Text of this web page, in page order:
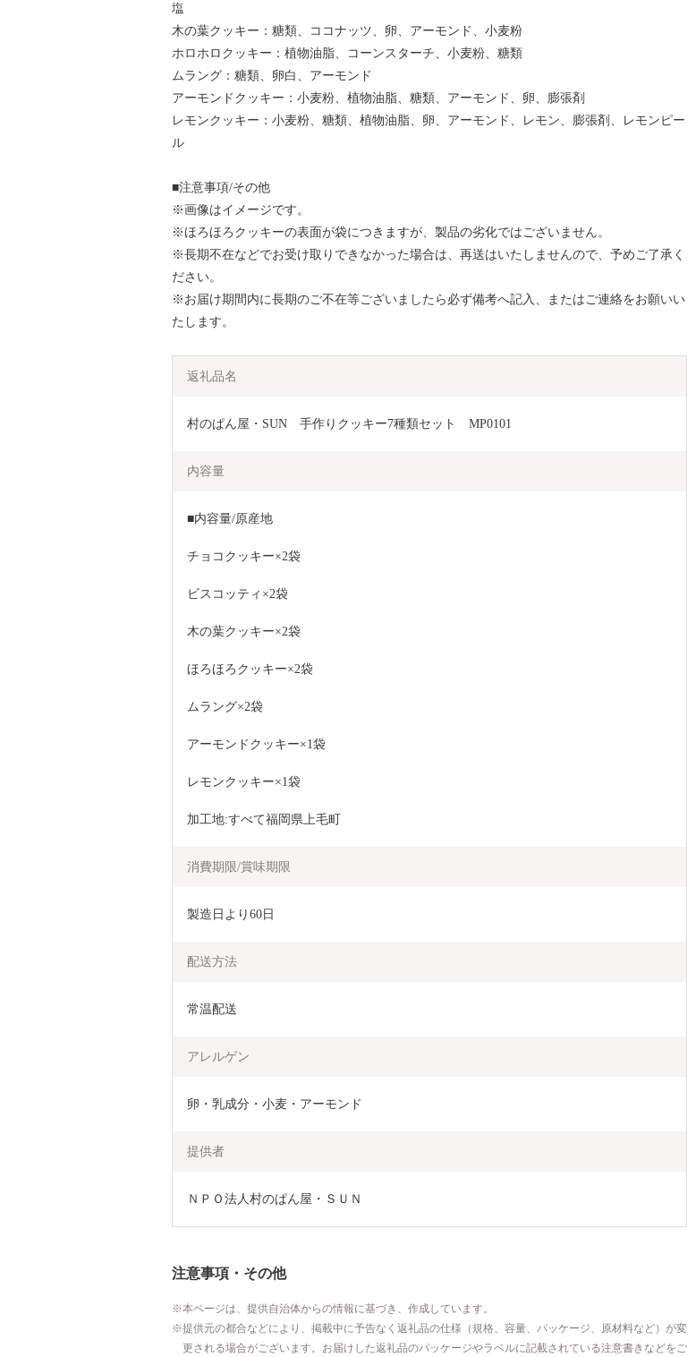
塩
木の葉クッキー：糖類、ココナッツ、卵、アーモンド、小麦粉
ホロホロクッキー：植物油脂、コーンスターチ、小麦粉、糖類
ムラング：糖類、卵白、アーモンド
アーモンドクッキー：小麦粉、植物油脂、糖類、アーモンド、卵、膨張剤
レモンクッキー：小麦粉、糖類、植物油脂、卵、アーモンド、レモン、膨張剤、レモンピー
ル
■注意事項/その他
※画像はイメージです。
※ほろほろクッキーの表面が袋につきますが、製品の劣化ではございません。
※長期不在などでお受け取りできなかった場合は、再送はいたしませんので、予めご了承く
ださい。
※お届け期間内に長期のご不在等ございましたら必ず備考へ記入、またはご連絡をお願いい
たします。
返礼品名
村のぱん屋・SUN　手作りクッキー7種類セット　MP0101
内容量
■内容量/原産地
チョコクッキー×2袋
ビスコッティ×2袋
木の葉クッキー×2袋
ほろほろクッキー×2袋
ムラング×2袋
アーモンドクッキー×1袋
レモンクッキー×1袋
加工地:すべて福岡県上毛町
消費期限/賞味期限
製造日より60日
配送方法
常温配送
アレルゲン
卵・乳成分・小麦・アーモンド
提供者
ＮＰＯ法人村のぱん屋・ＳＵＮ
注意事項・その他
本ページは、提供自治体からの情報に基づき、作成しています。
提供元の都合などにより、掲載中に予告なく返礼品の仕様（規格、容量、パッケージ、原材料など）が変
更される場合がございます。お届けした返礼品のパッケージやラベルに記載されている注意書きなどをご